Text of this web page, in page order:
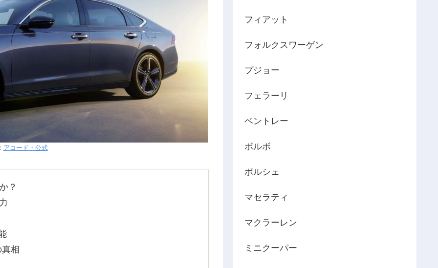
アコード・公式
？
相
フィアット
フォルクスワーゲン
プジョー
フェラーリ
ベントレー
ボルボ
ポルシェ
マセラティ
マクラーレン
ミニクーパー